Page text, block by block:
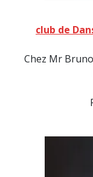
club de
Chez Mr Bruno